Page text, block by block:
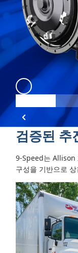
9-Speed 9-Speed
검증된 추
9-Speed는 Allison
구성을 기반으로